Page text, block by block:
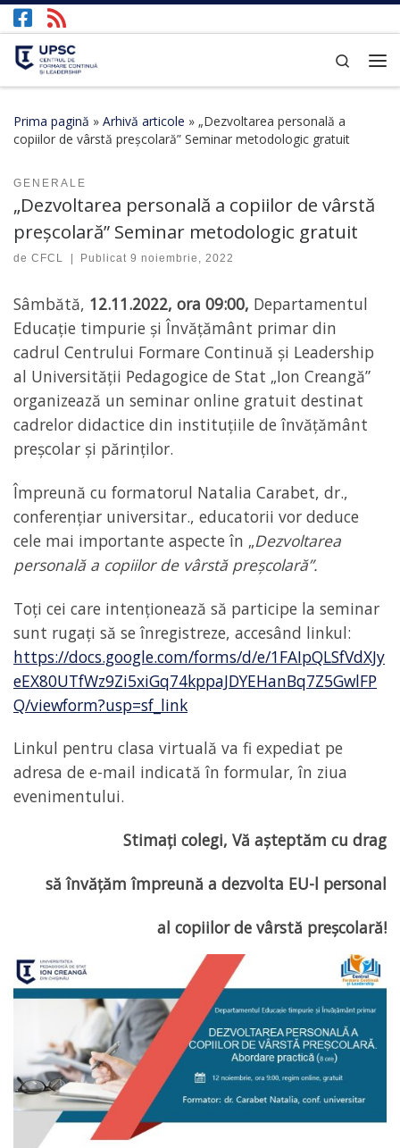
Afișează întregul conținut
Search
Prima pagină » Arhivă articole » „Dezvoltarea personală a
copiilor de vârstă preșcolară” Seminar metodologic gratuit
GENERALE
„Dezvoltarea personală a copiilor de vârstă
preșcolară” Seminar metodologic gratuit
de CFCL Publicat9 noiembrie, 2022
Sâmbătă, 12.11.2022, ora 09:00, Departamentul
Educație timpurie și Învățământ primar din
cadrul Centrului Formare Continuă și Leadership
al Universității Pedagogice de Stat „Ion Creangă”
organizează un seminar online gratuit destinat
cadrelor didactice din instituțiile de învățământ
preșcolar și părinților.
Împreună cu formatorul Natalia Carabet, dr.,
conferențiar universitar., educatorii vor deduce
cele mai importante aspecte în „Dezvoltarea
personală a copiilor de vârstă preșcolară”.
Toți cei care intenționează să participe la seminar
sunt rugați să se înregistreze, accesând linkul:
https://docs.google.com/forms/d/e/1FAIpQLSfVdXJy
eEX80UTfWz9Zi5xiGq74kppaJDYEHanBq7Z5GwlFP
Q/viewform?usp=sf_link
Linkul pentru clasa virtuală va fi expediat pe
adresa de e-mail indicată în formular, în ziua
evenimentului.
Stimați colegi, Vă așteptăm cu drag
să învățăm împreună a dezvolta EU-l personal
al copiilor de vârstă preșcolară!